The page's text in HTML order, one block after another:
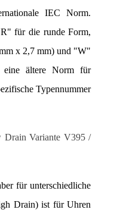
IEC Norm.
für die runde Form,
x 2,7 mm) und "W"
ältere Norm für
Typennummer
Drain Variante V395 /
für unterschiedliche
Drain) ist für Uhren